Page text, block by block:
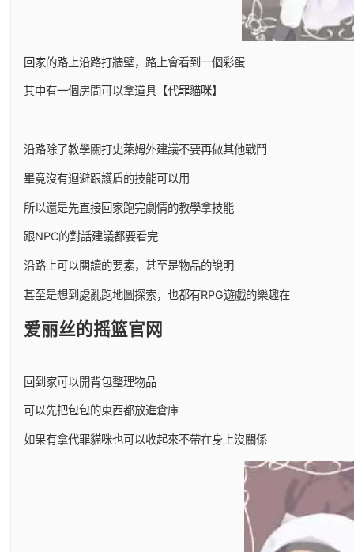
回家的路上沿路打牆壁，路上會看到一個彩蛋
其中有一個房間可以拿道具【代罪貓咪】
沿路除了教學關打史萊姆外建議不要再做其他戰鬥
畢竟沒有迴避跟護盾的技能可以用
所以還是先直接回家跑完劇情的教學拿技能
跟NPC的對話建議都要看完
沿路上可以閱讀的要素，甚至是物品的說明
甚至是想到處亂跑地圖探索，也都有RPG遊戲的樂趣在
爱丽丝的摇篮官网
回到家可以開背包整理物品
可以先把包包的東西都放進倉庫
如果有拿代罪貓咪也可以收起來不帶在身上沒關係